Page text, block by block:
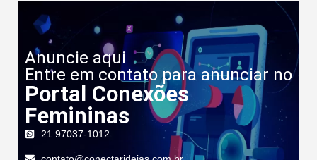
Anuncie aqui
Entre em contato para anunciar no
Portal Conexões
Femininas
21 97037-1012